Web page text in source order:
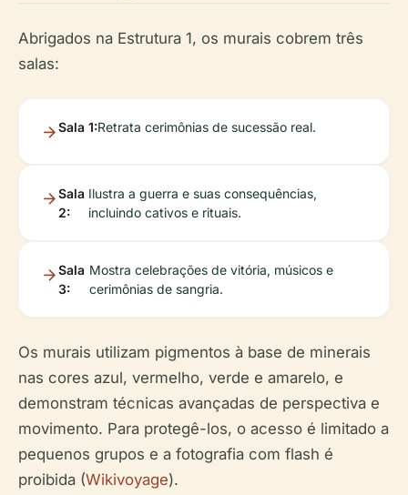
Abrigados na Estrutura 1, os murais cobrem três
salas:
Sala 1:Retrata cerimônias de sucessão real.
Sala
2:
Ilustra a guerra e suas consequências,
incluindo cativos e rituais.
Sala
3:
Mostra celebrações de vitória, músicos e
cerimônias de sangria.
Os murais utilizam pigmentos à base de minerais
nas cores azul, vermelho, verde e amarelo, e
demonstram técnicas avançadas de perspectiva e
movimento. Para protegê-los, o acesso é limitado a
pequenos grupos e a fotografia com flash é
proibida (Wikivoyage).